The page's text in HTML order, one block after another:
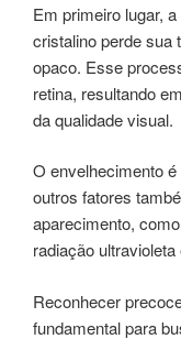
Em primeiro lugar,
cristalino perde sua
opaco. Esse
retina, resultando
da qualidade visual.
O envelhecimento
outros fatores
aparecimento,
radiação
Reconhecer
fundamental para